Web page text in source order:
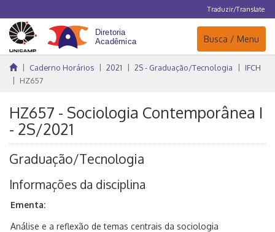
Traduzir/Translate
Navegação
Busca / Menu
Caderno Horários 2021 2S - Graduação/Tecnologia
IFCH
HZ657
HZ657 - Sociologia Contemporânea I
- 2S/2021
Graduação/Tecnologia
Informações da disciplina
Ementa:
Análise e a reflexão de temas centrais da sociologia